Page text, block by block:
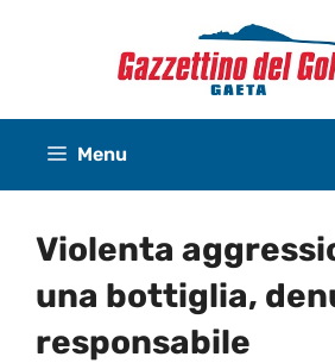
Menu
Violenta
una bottiglia,
responsabile